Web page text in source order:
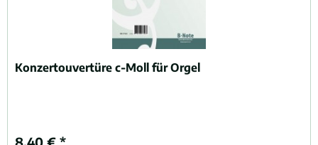
Konzertouvertüre c-Moll für Orgel